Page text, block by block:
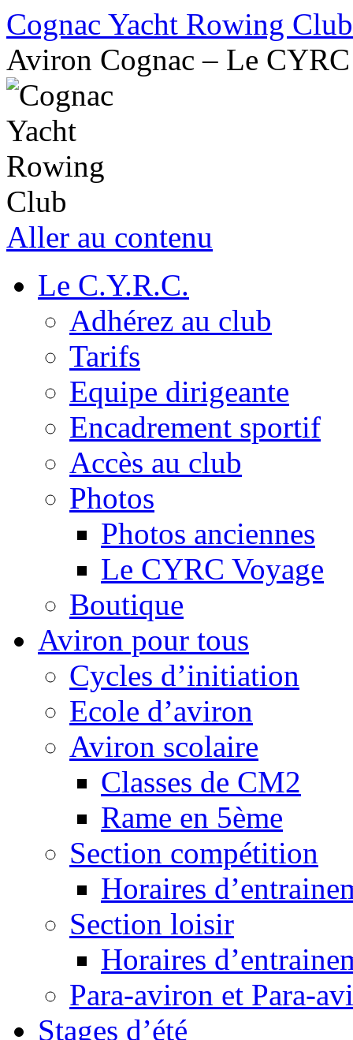
Cognac Yacht Rowing Club
Aviron Cognac – Le CYRC
Aller au contenu
Le C.Y.R.C.
Adhérez au club
Tarifs
Equipe dirigeante
Encadrement sportif
Accès au club
Photos
Photos anciennes
Le CYRC Voyage
Boutique
Aviron pour tous
Cycles d’initiation
Ecole d’aviron
Aviron scolaire
Classes de CM2
Rame en 5ème
Section compétition
Horaires
Section loisir
Horaires
Para-aviron et Para-
Stages d’été